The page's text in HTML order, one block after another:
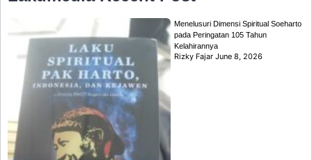
Menelusuri Dimensi Spiritual Soeharto
pada Peringatan 105 Tahun
Kelahirannya
Rizky FajarJune 8, 2026